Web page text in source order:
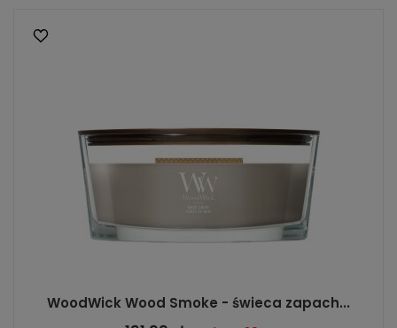
WoodWick Wood Smoke - świeca zapach...